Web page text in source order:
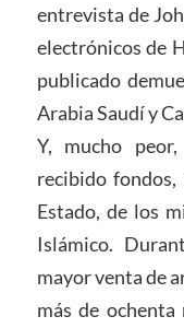
entrevista de
electrónicos de
publicado
Arabia Saudí y
Y, mucho
recibido
Estado, de los
Islámico.
mayor venta de
más de